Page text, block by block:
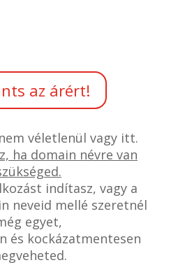
az árért!
véletlenül vagy itt.
ha domain névre van
indítasz, vagy a
neveid mellé szeretnél
egyet,
és kockázatmentesen